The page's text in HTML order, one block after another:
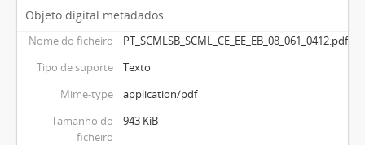
Objeto digital metadados
Nome do ficheiro
PT_SCMLSB_SCML_CE_EE_EB_08_061_0412.pdf
Tipo de suporte
Texto
Mime-type
application/pdf
Tamanho do
ficheiro
943 KiB